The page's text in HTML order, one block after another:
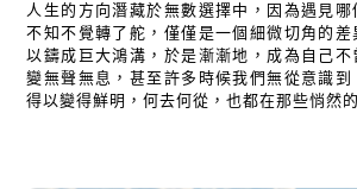
人生的方向潛藏於無數選擇中，因為遇見哪
不知不覺轉了舵，僅僅是一個細微切角的
以鑄成巨大鴻溝，於是漸漸地，成為自己
變無聲無息，甚至許多時候我們無從意識
得以變得鮮明，何去何從，也都在那些悄然
關閉